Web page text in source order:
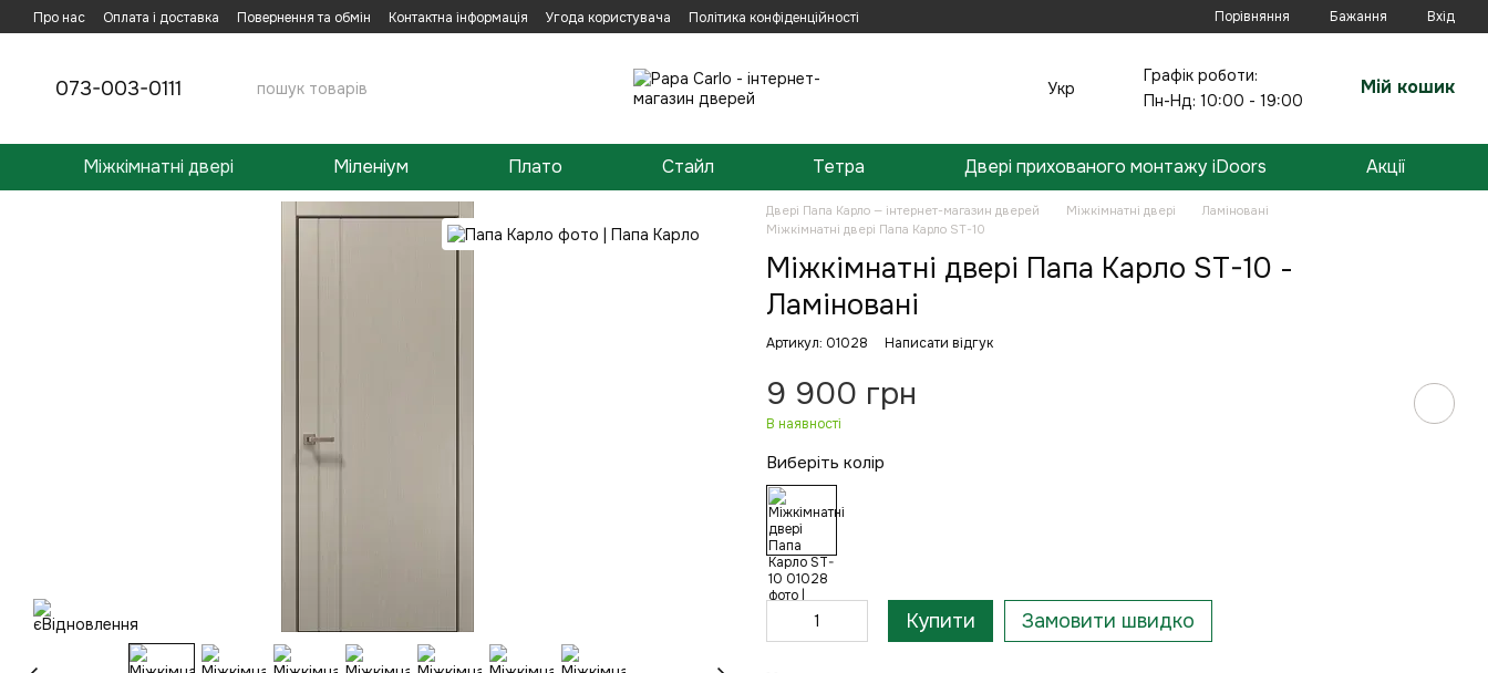
Перейти до основного контенту
Про нас Оплата і доставка Повернення та обмін Контактна інформація Угода користувача Політика конфіденційності Порівняння Бажання Вхід
073-003-0111 Укр
Графік роботи:
Пн-Нд: 10:00 - 19:00
Мій кошик
Міжкімнатні двері Міленіум Плато Стайл Тетра Двері прихованого монтажу iDoors Акції
Двері Папа Карло — інтернет-магазин дверей Міжкімнатні двері
Ламіновані
Міжкімнатні двері Папа Карло ST-10
Міжкімнатні двері Папа Карло ST-10 -
Ламіновані
Артикул: 01028 Написати відгук
9 900 грн
В наявності
Виберіть колір
Купити Замовити швидко